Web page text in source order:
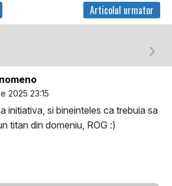
Articolul urmator
2025 23:15
initiativa, si bineinteles ca trebuia sa
titan din domeniu, ROG :)